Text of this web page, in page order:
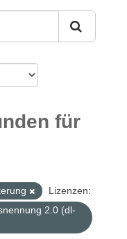
für
Lizenzen:
2.0 (dl-